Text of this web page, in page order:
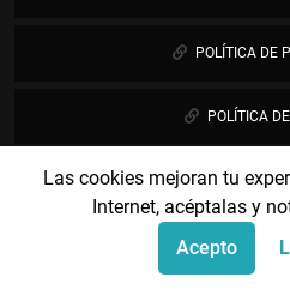
Las cookies mejoran tu
Internet, acéptalas y
Acepto
POLÍTICA DE
POLÍTICA